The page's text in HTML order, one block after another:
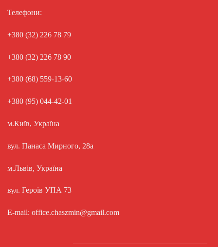
Телефони:
+380 (32) 226 78 79
+380 (32) 226 78 90
+380 (68) 559-13-60
+380 (95) 044-42-01
м.Київ, Україна
вул. Панаса Мирного, 28а
м.Львів, Україна
вул. Героїв УПА 73
E-mail: office.chaszmin@gmail.com